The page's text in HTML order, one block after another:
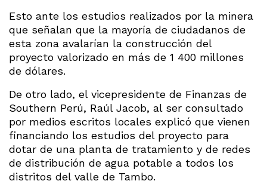
Esto ante los estudios realizados por la minera
que señalan que la mayoría de ciudadanos de
esta zona avalarían la construcción del
proyecto valorizado en más de 1 400 millones
de dólares.
De otro lado, el vicepresidente de Finanzas de
Southern Perú, Raúl Jacob, al ser consultado
por medios escritos locales explicó que vienen
financiando los estudios del proyecto para
dotar de una planta de tratamiento y de redes
de distribución de agua potable a todos los
distritos del valle de Tambo.